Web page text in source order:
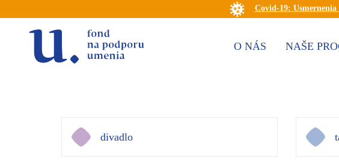
Covid-19:
O NÁS NAŠE
divadlo